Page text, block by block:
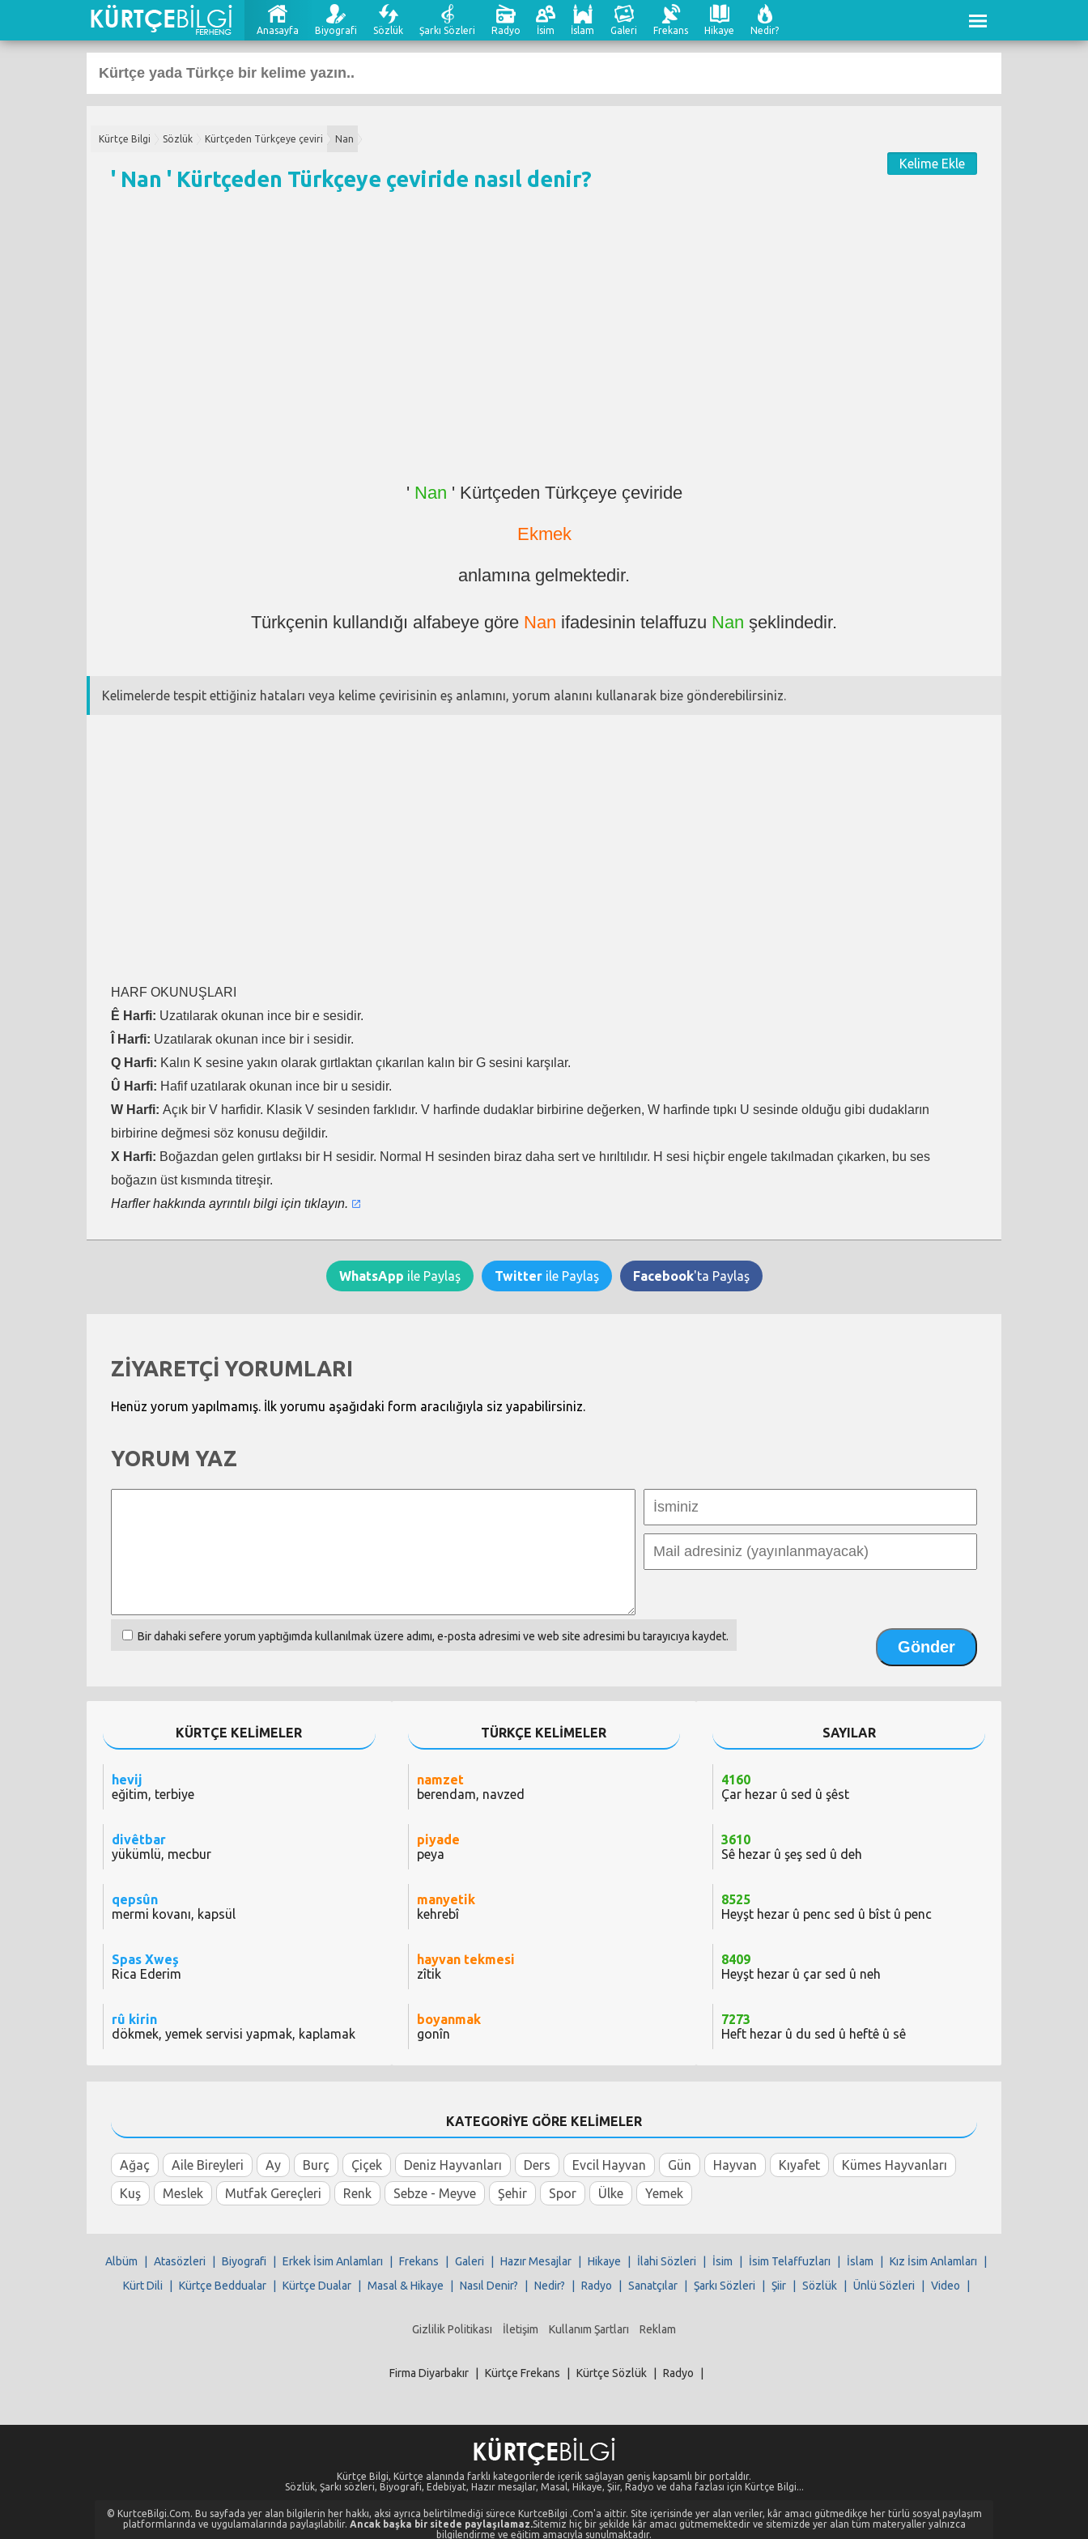
Anasayfa Biyografi Sözlük Şarkı Sözleri Radyo İsim İslam Galeri Frekans Hikaye Nedir?
Kürtçe Bilgi Sözlük Kürtçeden Türkçeye çeviri Nan
Kelime Ekle
' Nan ' Kürtçeden Türkçeye çeviride nasıl denir?
' Nan ' Kürtçeden Türkçeye çeviride
Ekmek
anlamına gelmektedir.
Türkçenin kullandığı alfabeye göre Nan ifadesinin telaffuzu Nan şeklindedir.
Kelimelerde tespit ettiğiniz hataları veya kelime çevirisinin eş anlamını, yorum alanını kullanarak bize gönderebilirsiniz.
HARF OKUNUŞLARI
Ê Harfi: Uzatılarak okunan ince bir e sesidir.
Î Harfi: Uzatılarak okunan ince bir i sesidir.
Q Harfi: Kalın K sesine yakın olarak gırtlaktan çıkarılan kalın bir G sesini karşılar.
Û Harfi: Hafif uzatılarak okunan ince bir u sesidir.
W Harfi: Açık bir V harfidir. Klasik V sesinden farklıdır. V harfinde dudaklar birbirine değerken, W harfinde tıpkı U sesinde olduğu gibi dudakların
birbirine değmesi söz konusu değildir.
X Harfi: Boğazdan gelen gırtlaksı bir H sesidir. Normal H sesinden biraz daha sert ve hırıltılıdır. H sesi hiçbir engele takılmadan çıkarken, bu ses
boğazın üst kısmında titreşir.
Harfler hakkında ayrıntılı bilgi için tıklayın.
WhatsApp ile Paylaş Twitterile Paylaş Facebook'ta Paylaş
ZİYARETÇİ YORUMLARI
Henüz yorum yapılmamış. İlk yorumu aşağıdaki form aracılığıyla siz yapabilirsiniz.
YORUM YAZ
Bir dahaki sefere yorum yaptığımda kullanılmak üzere adımı, e-posta adresimi ve web site adresimi bu tarayıcıya kaydet.
KÜRTÇE KELİMELER
hevij
eğitim, terbiye
divêtbar
yükümlü, mecbur
qepsûn
mermi kovanı, kapsül
Spas Xweş
Rica Ederim
rû kirin
dökmek, yemek servisi yapmak, kaplamak
TÜRKÇE KELİMELER
namzet
berendam, navzed
piyade
peya
manyetik
kehrebî
hayvan tekmesi
zîtik
boyanmak
gonîn
SAYILAR
4160
Çar hezar û sed û şêst
3610
Sê hezar û şeş sed û deh
8525
Heyşt hezar û penc sed û bîst û penc
8409
Heyşt hezar û çar sed û neh
7273
Heft hezar û du sed û heftê û sê
KATEGORİYE GÖRE KELİMELER
Ağaç Aile Bireyleri Ay Burç Çiçek Deniz Hayvanları Ders Evcil Hayvan Gün Hayvan Kıyafet
Kümes Hayvanları
Kuş
Meslek Mutfak Gereçleri Renk Sebze - Meyve Şehir Spor Ülke Yemek
Albüm Atasözleri Biyografi Erkek İsim Anlamları Frekans Galeri Hazır Mesajlar Hikaye İlahi Sözleri İsim İsim Telaffuzları İslam Kız İsim Anlamları
Kürt Dili
Kürtçe Beddualar Kürtçe Dualar Masal & Hikaye Nasıl Denir? Nedir? Radyo Sanatçılar Şarkı Sözleri Şiir Sözlük Ünlü Sözleri Video
Gizlilik Politikası İletişim Kullanım Şartları Reklam
Firma Diyarbakır Kürtçe Frekans Kürtçe Sözlük Radyo
Kürtçe Bilgi, Kürtçe alanında farklı kategorilerde içerik sağlayan geniş kapsamlı bir portaldır.
Sözlük, Şarkı sözleri, Biyografi, Edebiyat, Hazır mesajlar, Masal, Hikaye, Şiir, Radyo ve daha fazlası için Kürtçe Bilgi...
© KurtceBilgi.Com. Bu sayfada yer alan bilgilerin her hakkı, aksi ayrıca belirtilmediği sürece KurtceBilgi .Com'a aittir. Site içerisinde yer alan veriler, kâr amacı gütmedikçe her türlü sosyal paylaşım
platformlarında ve uygulamalarında paylaşılabilir. Ancak başka bir sitede paylaşılamaz.Sitemiz hiç bir şekilde kâr amacı gütmemektedir ve sitemizde yer alan tüm materyaller yalnızca
bilgilendirme ve eğitim amacıyla sunulmaktadır.